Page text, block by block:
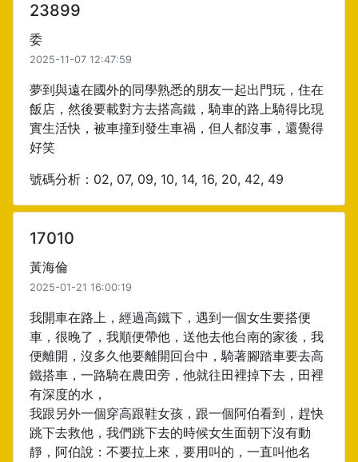
23899
委
2025-11-07 12:47:59
夢到與遠在國外的同學熟悉的朋友一起出門玩，住在
飯店，然後要載對方去搭高鐵，騎車的路上騎得比現
實生活快，被車撞到發生車禍，但人都沒事，還覺得
好笑
號碼分析：02, 07, 09, 10, 14, 16, 20, 42, 49
17010
黃海倫
2025-01-21 16:00:19
我開車在路上，經過高鐵下，遇到一個女生要搭便
車，很晚了，我順便帶他，送他去他台南的家後，我
便離開，沒多久他要離開回台中，騎著腳踏車要去高
鐵搭車，一路騎在農田旁，他就往田裡掉下去，田裡
有深度的水，
我跟另外一個穿高跟鞋女孩，跟一個阿伯看到，趕快
跳下去救他，我們跳下去的時候女生面朝下沒有動
靜，阿伯說：不要拉上來，要用叫的，一直叫他名